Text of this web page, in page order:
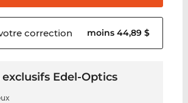
correction moins 44,89 $
Edel-Optics